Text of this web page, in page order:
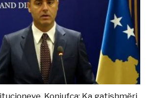
Konjufca: Ka gatishmëri